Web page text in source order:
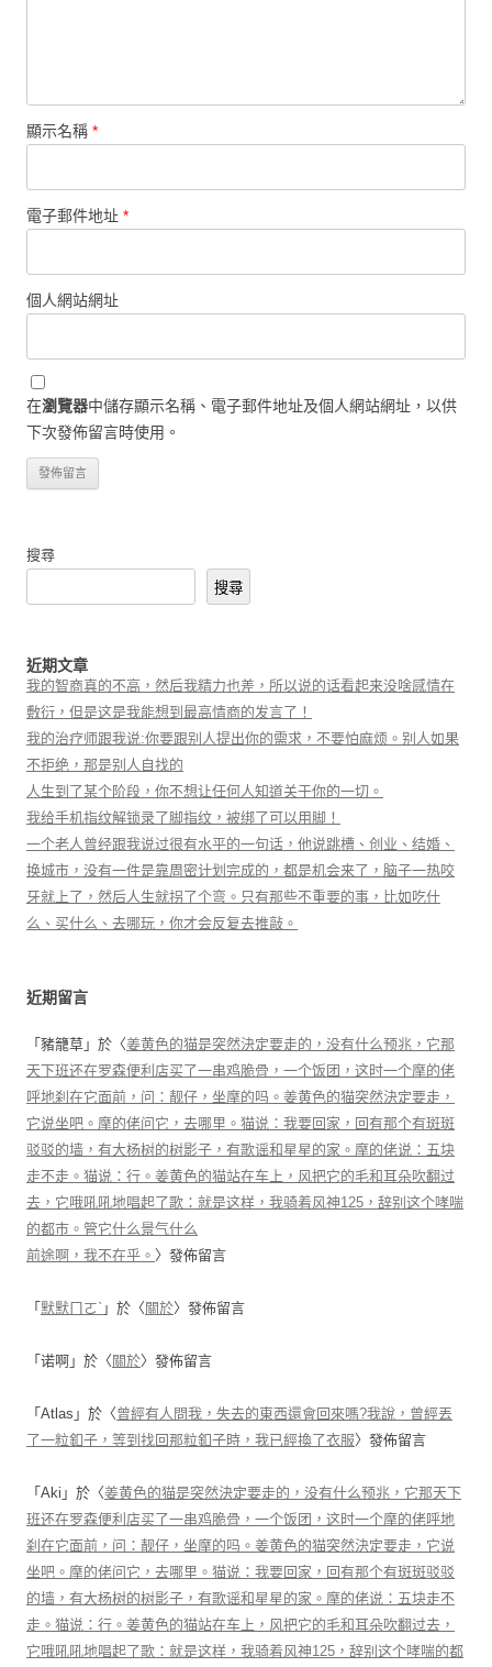
顯示名稱 *
電子郵件地址 *
個人網站網址
在瀏覽器中儲存顯示名稱、電子郵件地址及個人網站網址，以供
下次發佈留言時使用。
搜尋
搜尋
近期文章
我的智商真的不高，然后我精力也差，所以说的话看起来没啥感情在
敷衍，但是这是我能想到最高情商的发言了！
我的治疗师跟我说:你要跟别人提出你的需求，不要怕麻烦。别人如果
不拒绝，那是别人自找的
人生到了某个阶段，你不想让任何人知道关于你的一切。
我给手机指纹解锁录了脚指纹，被绑了可以用脚！
一个老人曾经跟我说过很有水平的一句话，他说跳槽、创业、结婚、
换城市，没有一件是靠周密计划完成的，都是机会来了，脑子一热咬
牙就上了，然后人生就拐了个弯。只有那些不重要的事，比如吃什
么、买什么、去哪玩，你才会反复去推敲。
近期留言
「 豬籠草 」於〈姜黄色的猫是突然決定要走的，没有什么预兆，它那
天下班还在罗森便利店买了一串鸡脆骨，一个饭团，这时一个摩的佬
呼地刹在它面前，问：靓仔，坐摩的吗。姜黄色的猫突然決定要走，
它说坐吧。摩的佬问它，去哪里。猫说：我要回家，回有那个有斑斑
驳驳的墙，有大杨树的树影子，有歌谣和星星的家。摩的佬说：五块
走不走。猫说：行。姜黄色的猫站在车上，风把它的毛和耳朵吹翻过
去，它哦吼吼地唱起了歌：就是这样，我骑着风神125，辞别这个哮喘
的都市。管它什么景气什么
前途啊，我不在乎。 〉發佈留言
「 默默ㄇㄛˋ 」於〈 關於〉發佈留言
「 诺啊 」於〈 關於〉發佈留言
「 Atlas 」於〈曾經有人問我，失去的東西還會回來嗎?我說，曾經丟
了一粒釦子，等到找回那粒釦子時，我已經換了衣服〉發佈留言
「 Aki 」於〈姜黄色的猫是突然決定要走的，没有什么预兆，它那天下
班还在罗森便利店买了一串鸡脆骨，一个饭团，这时一个摩的佬呼地
刹在它面前，问：靓仔，坐摩的吗。姜黄色的猫突然決定要走，它说
坐吧。摩的佬问它，去哪里。猫说：我要回家，回有那个有斑斑驳驳
的墙，有大杨树的树影子，有歌谣和星星的家。摩的佬说：五块走不
走。猫说：行。姜黄色的猫站在车上，风把它的毛和耳朵吹翻过去，
它哦吼吼地唱起了歌：就是这样，我骑着风神125，辞别这个哮喘的都